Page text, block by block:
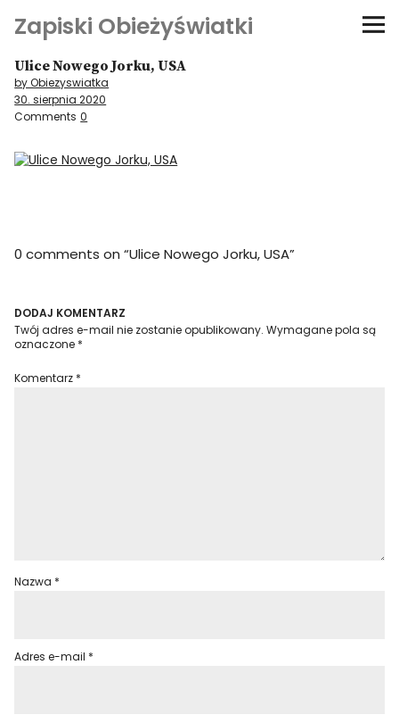
Zapiski Obieżyświatki
Podróże
Kultura i sztuka
Kątem oka
Niezwyczajne ściany
Dom na kółkach
Ulice Nowego Jorku, USA
by Obiezyswiatka
30. sierpnia 2020
Comments 0
0 comments on “Ulice Nowego Jorku, USA”
DODAJ KOMENTARZ
Twój adres e-mail nie zostanie opublikowany. Wymagane pola są
oznaczone *
Komentarz *
Nazwa *
Adres e-mail *